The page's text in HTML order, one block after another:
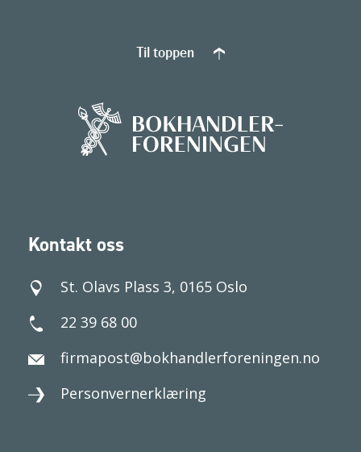
Kontakt oss
St. Olavs Plass 3, 0165 Oslo
22 39 68 00
firmapost@bokhandlerforeningen.no
Personvernerklæring
Til toppen